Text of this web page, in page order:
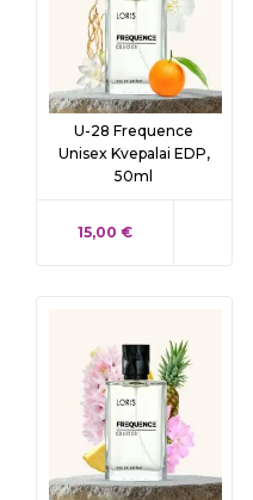
U-28 Frequence
Unisex Kvepalai EDP,
50ml
KAINA
15,00 €